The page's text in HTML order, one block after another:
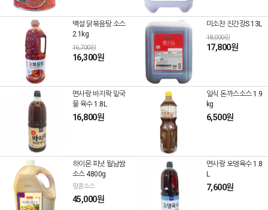
백설 닭볶음탕 소스
2.1kg
16,700원
16,300원
미소찬 진간장S 13L
18,000원
17,800원
면사랑 바지락 밑국
물 육수 1.8L
16,800원
일식 돈까스소스 1.9
kg
6,500원
하이몬 피넛 월남쌈
소스 4800g
땅콩소스
45,000원
면사랑 오뎅육수 1.8
L
7,600원